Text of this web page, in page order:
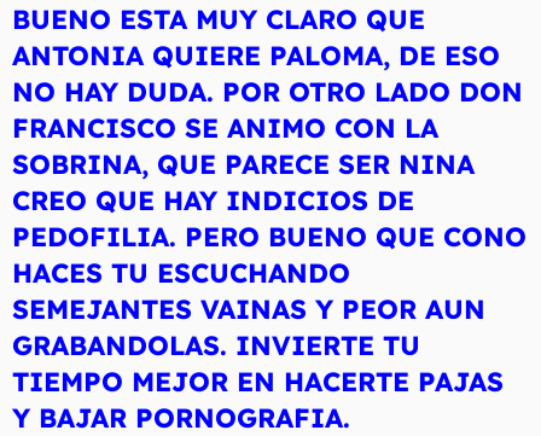
BUENO ESTA MUY CLARO QUE
ANTONIA QUIERE PALOMA, DE ESO
NO HAY DUDA. POR OTRO LADO DON
FRANCISCO SE ANIMO CON LA
SOBRINA, QUE PARECE SER NINA
CREO QUE HAY INDICIOS DE
PEDOFILIA. PERO BUENO QUE CONO
HACES TU ESCUCHANDO
SEMEJANTES VAINAS Y PEOR AUN
GRABANDOLAS. INVIERTE TU
TIEMPO MEJOR EN HACERTE PAJAS
Y BAJAR PORNOGRAFIA.